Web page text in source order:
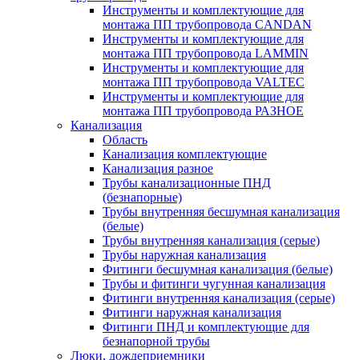
Инструменты и комплектующие для
монтажа ПП трубопровода CANDAN
Инструменты и комплектующие для
монтажа ПП трубопровода LAMMIN
Инструменты и комплектующие для
монтажа ПП трубопровода VALTEC
Инструменты и комплектующие для
монтажа ПП трубопровода РАЗНОЕ
Канализация
Область
Канализация комплектующие
Канализация разное
Трубы канализационные ПНД
(безнапорные)
Трубы внутренняя бесшумная канализация
(белые)
Трубы внутренняя канализация (серые)
Трубы наружная канализация
Фитинги бесшумная канализация (белые)
Трубы и фитинги чугунная канализация
Фитинги внутренняя канализация (серые)
Фитинги наружная канализация
Фитинги ПНД и комплектующие для
безнапорной трубы
Люки, дождеприемники